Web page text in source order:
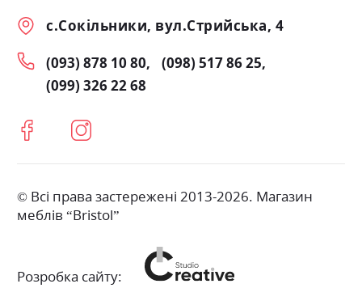
с.Сокільники, вул.Стрийська, 4
(093) 878 10 80
(098) 517 86 25
(099) 326 22 68
© Всі права застережені 2013-2026. Магазин
меблів “Bristol”
Розробка сайту: